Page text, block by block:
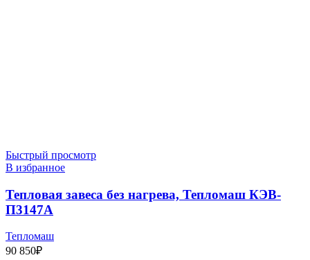
Быстрый просмотр
В избранное
Тепловая завеса без нагрева, Тепломаш КЭВ-
П3147A
Тепломаш
90 850₽